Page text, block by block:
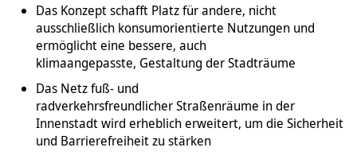
Das Konzept schafft Platz für andere, nicht
ausschließlich konsumorientierte Nutzungen und
ermöglicht eine bessere, auch
klimaangepasste, Gestaltung der Stadträume
Das Netz fuß- und
radverkehrsfreundlicher Straßenräume in der
Innenstadt wird erheblich erweitert, um die Sicherheit
und Barrierefreiheit zu stärken